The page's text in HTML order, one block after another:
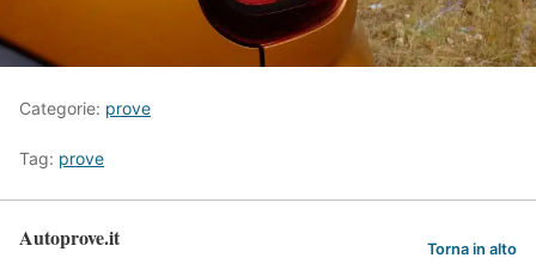
Categorie: prove
Tag: prove
Autoprove.it Torna in alto